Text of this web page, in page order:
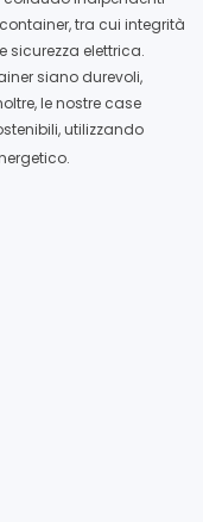
tra cui integrità
sicurezza elettrica.
siano durevoli,
le nostre case
utilizzando